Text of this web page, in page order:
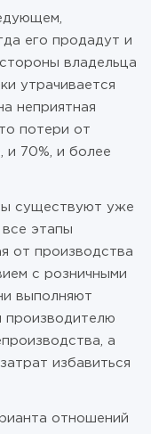
его продадут и
владельца
утрачивается
неприятная
потери от
и 70%, и более
существуют уже
этапы
от производства
с розничными
выполняют
производителю
а
избавиться
отношений